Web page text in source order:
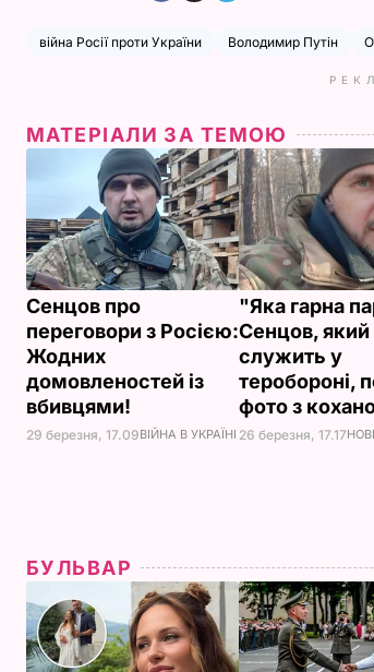
війна Росії проти України Володимир Путін
МАТЕРІАЛИ ЗА ТЕМОЮ
Сенцов про
переговори з Росією:
Жодних
домовленостей із
вбивцями!
29 березня, 17.09ВІЙНА В УКРАЇНІ
"Яка гарна
Сенцов, який
служить у
теробороні,
фото з
26 березня, 17.17
БУЛЬВАР